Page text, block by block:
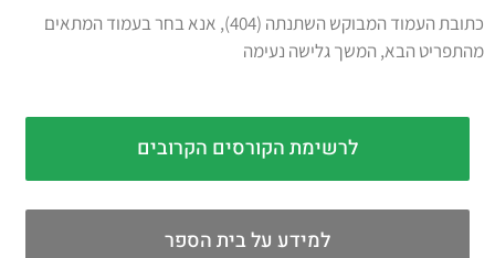
כתובת העמוד המבוקש השתנתה (404), אנא בחר בעמוד המתאים
מהתפריט הבא, המשך גלישה נעימה
לרשימת הקורסים הקרובים
למידע על בית הספר